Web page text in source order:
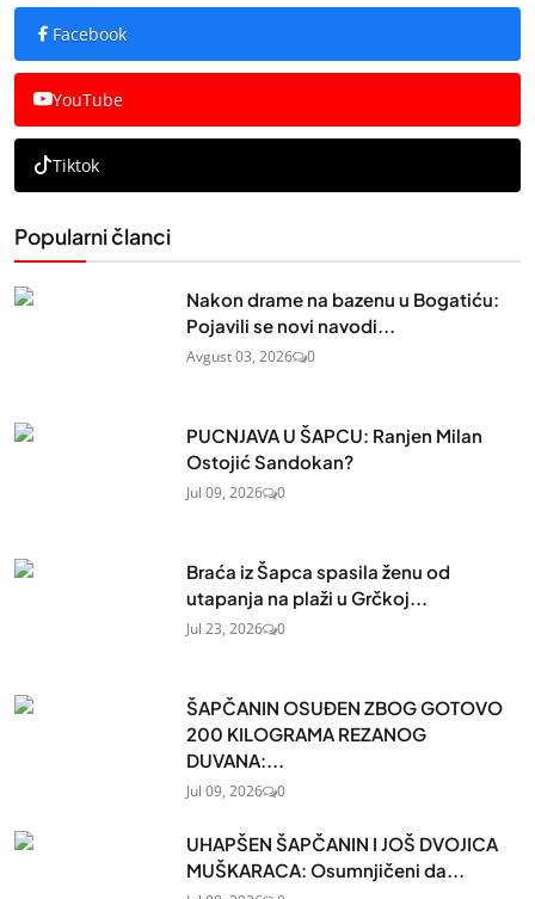
Facebook
YouTube
Tiktok
Popularni članci
Nakon drame na bazenu u Bogatiću:
Pojavili se novi navodi...
Avgust 03, 2026 0
PUCNJAVA U ŠAPCU: Ranjen Milan
Ostojić Sandokan?
Jul 09, 2026 0
Braća iz Šapca spasila ženu od
utapanja na plaži u Grčkoj...
Jul 23, 2026 0
ŠAPČANIN OSUĐEN ZBOG GOTOVO
200 KILOGRAMA REZANOG
DUVANA:...
Jul 09, 2026 0
UHAPŠEN ŠAPČANIN I JOŠ DVOJICA
MUŠKARACA: Osumnjičeni da...